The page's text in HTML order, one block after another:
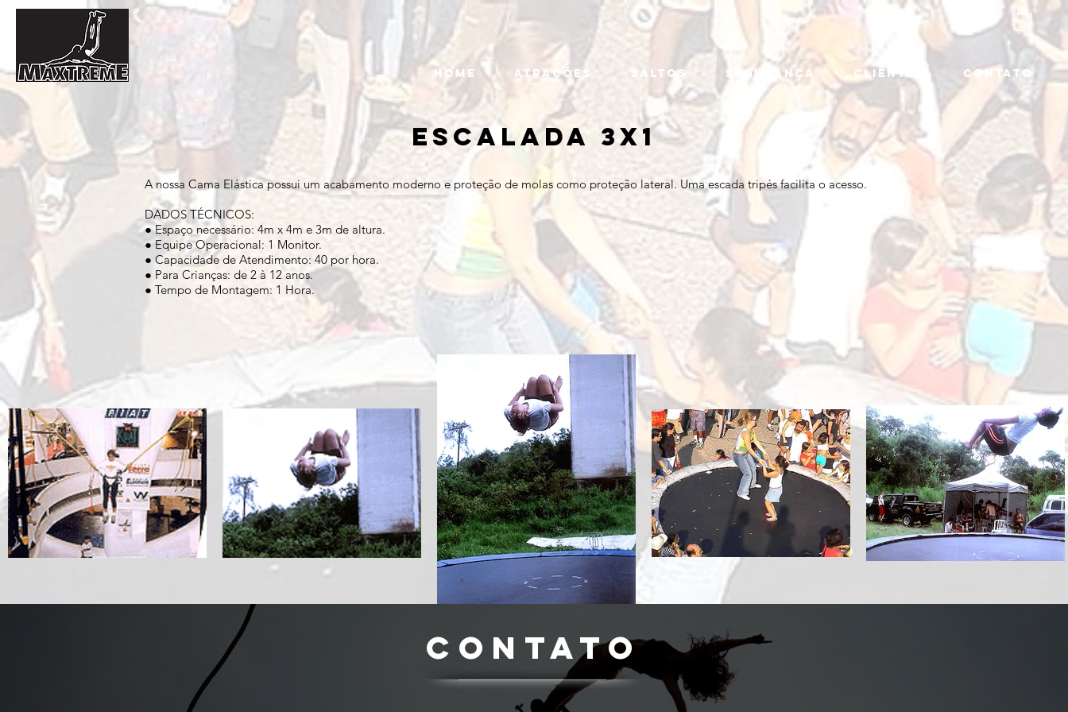
HOME ATRAÇÕES SALTOS SEGURANÇA CLIENTES CONTATO
ESCALADA 3X1
A nossa Cama Elástica possui um acabamento moderno e proteção de molas como proteção lateral. Uma escada tripés facilita o acesso.
DADOS TÉCNICOS:
● Espaço necessário: 4m x 4m e 3m de altura.
● Equipe Operacional: 1 Monitor.
● Capacidade de Atendimento: 40 por hora.
● Para Crianças: de 2 à 12 anos.
● Tempo de Montagem: 1 Hora.
CONTATO